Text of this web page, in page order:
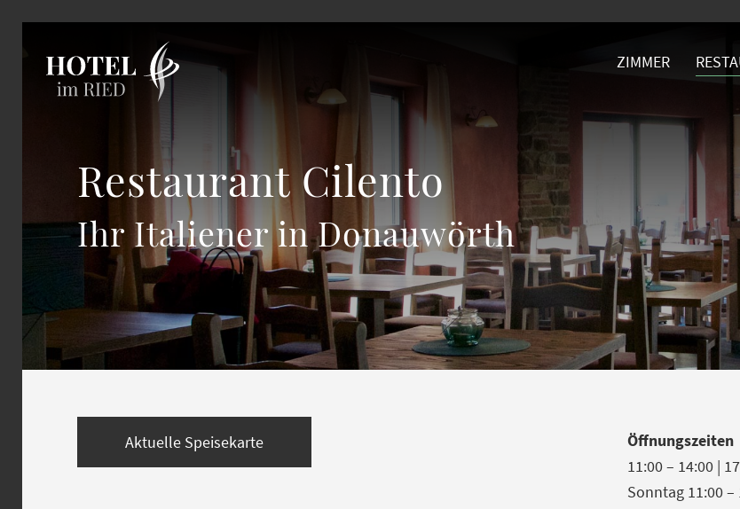
ZIMMER
Restaurant Cilento
Ihr Italiener in Donauwörth
Aktuelle Speisekarte
Öffnungszeiten
11:00 – 14:00 |
Sonntag 11:00 –